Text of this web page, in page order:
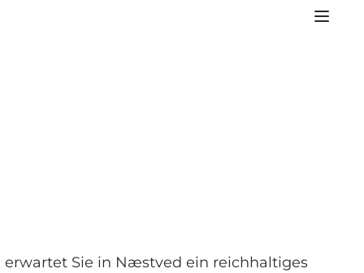
erwartet Sie in Næstved ein reichhaltiges